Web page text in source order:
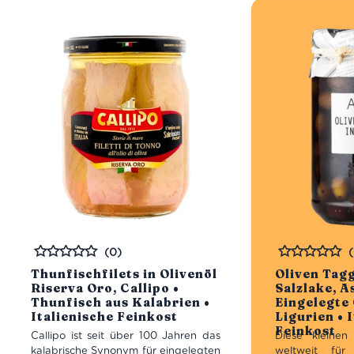
Thunfischfilets in Olivenöl
Riserva Oro, Callipo •
Thunfisch aus Kalabrien •
Italienische Feinkost
Bewertet
(0)
Callipo ist seit über 100 Jahren das
kalabrische Synonym für eingelegten
Oliven
Salzlake,
Eingelegte
Ligurien •
Feinkost
Bewertet
Diese
weltweit für